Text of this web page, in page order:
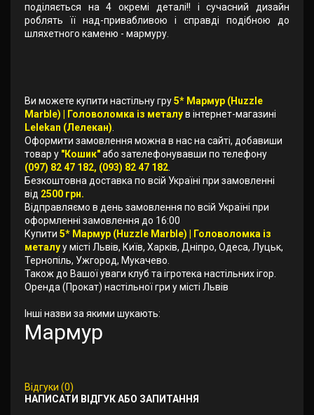
поділяється на 4 окремі деталі!! і сучасний дизайн
роблять її над-привабливою і справді подібною до
шляхетного каменю - мармуру.
Ви можете купити настільну гру5* Мармур (Huzzle
Marble) | Головоломка із металув інтернет-магазині
Lelekan (Лелекан)
Оформити замовлення можна в нас на сайті, добавиши
товар у "Кошик"або зателефонувавши по телефону
(097) 82 47 182, (093) 82 47 182
Безкоштовна доставка по всій Україні при замовленні
від 2500 грн.
Відправляємо в день замовлення по всій Україні при
оформленні замовлення до 16:00
Купити 5* Мармур (Huzzle Marble) | Головоломка із
металуу місті Львів, Київ, Харків, Дніпро, Одеса, Луцьк,
Тернопіль, Ужгород, Мукачево.
Також до Вашої уваги клуб та ігротека настільних ігор.
Оренда (Прокат) настільної гри у місті Львів
Інші назви за якими шукають:
Мармур
Відгуки (0)
НАПИСАТИ ВІДГУК АБО ЗАПИТАННЯ